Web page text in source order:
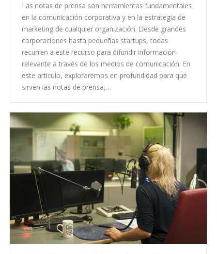
Las notas de prensa son herramientas fundamentales
en la comunicación corporativa y en la estrategia de
marketing de cualquier organización. Desde grandes
corporaciones hasta pequeñas startups, todas
recurren a este recurso para difundir información
relevante a través de los medios de comunicación. En
este artículo, exploraremos en profundidad para qué
sirven las notas de prensa,…